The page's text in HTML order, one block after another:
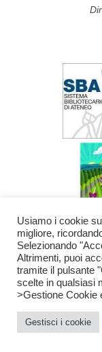
Powered by
Usiamo i cookie
migliore,
Selezionando
Altrimenti, puoi
tramite il pulsante
scelte in qualsiasi
>Gestione Cookie
Gestisci i cookie